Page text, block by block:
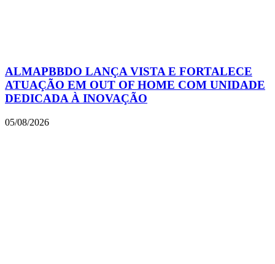
ALMAPBBDO LANÇA VISTA E FORTALECE
ATUAÇÃO EM OUT OF HOME COM UNIDADE
DEDICADA À INOVAÇÃO
05/08/2026